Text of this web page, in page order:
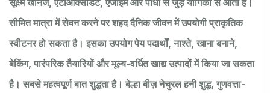
सूक्ष्म खनिज, एंटीऑक्सीडेंट, एंजाइम और पौधों से जुड़े यौगिकों से आता है।
सीमित मात्रा में सेवन करने पर शहद दैनिक जीवन में उपयोगी प्राकृतिक
स्वीटनर हो सकता है। इसका उपयोग पेय पदार्थों, नाश्ते, खाना बनाने,
बेकिंग, पारंपरिक तैयारियों और मूल्य-वर्धित खाद्य उत्पादों में किया जा सकता
है। सबसे महत्वपूर्ण बात शुद्धता है। बेल्हा बीज़ नेचुरल हनी शुद्ध, गुणवत्ता-